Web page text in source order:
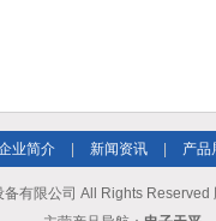
业简介 新闻资讯 产品
有限公司 All Rights Reserved